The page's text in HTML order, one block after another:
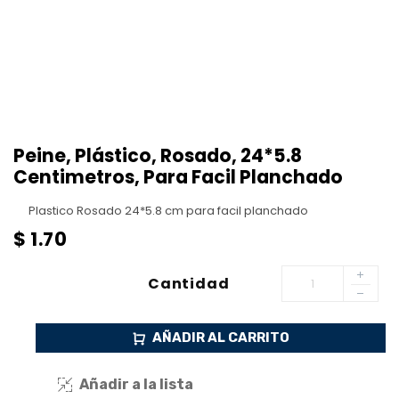
Peine, Plástico, Rosado, 24*5.8
Centimetros, Para Facil Planchado
Plastico Rosado 24*5.8 cm para facil planchado
$ 1.70
Cantidad
AÑADIR AL CARRITO
Añadir a la lista